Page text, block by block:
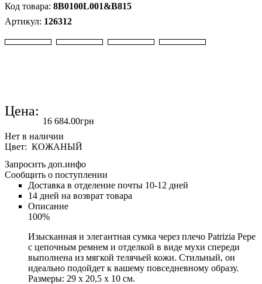
8B0100L001&B815
126312
Цена:
16 684.00грн
Цвет: КОЖАНЫЙ
Запросить доп.инфо
Сообщить о поступлении
Доставка в отделение почты 10-12 дней
14 дней на возврат товара
Описание
100%
Изысканная и элегантная сумка через плечо Patrizia Pepe
с цепочным ремнем и отделкой в ​​виде мухи спереди
выполнена из мягкой телячьей кожи. Стильный, он
идеально подойдет к вашему повседневному образу.
Размеры: 29 х 20,5 х 10 см.